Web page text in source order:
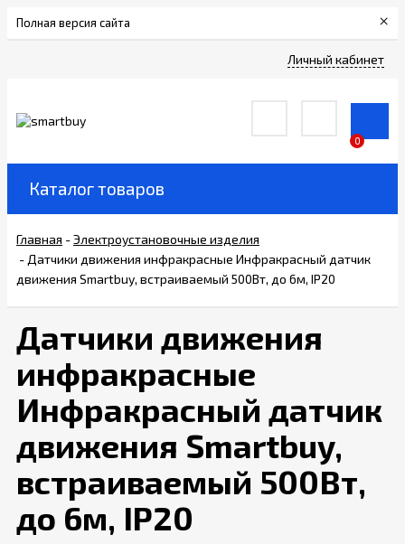
Полная версия сайта ×
Личный кабинет
компании
лист
оплата
Контакты
Отзывы
0
Каталог товаров
Главная -Электроустановочные изделия
- Датчики движения инфракрасные Инфракрасный датчик
движения Smartbuy, встраиваемый 500Вт, до 6м, IP20
Датчики движения
инфракрасные
Инфракрасный датчик
движения Smartbuy,
встраиваемый 500Вт,
до 6м, IP20